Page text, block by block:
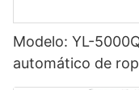
Modelo: YL-
automático de